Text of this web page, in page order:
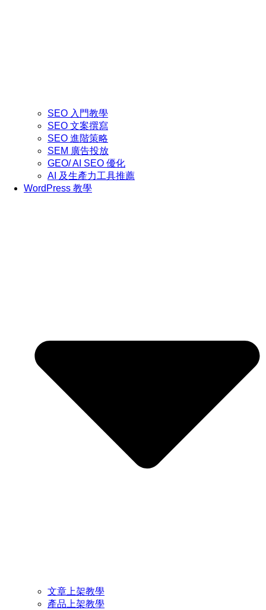
SEO 入門教學
SEO 文案撰寫
SEO 進階策略
SEM 廣告投放
GEO/ AI SEO 優化
AI 及生產力工具推薦
WordPress 教學
文章上架教學
產品上架教學